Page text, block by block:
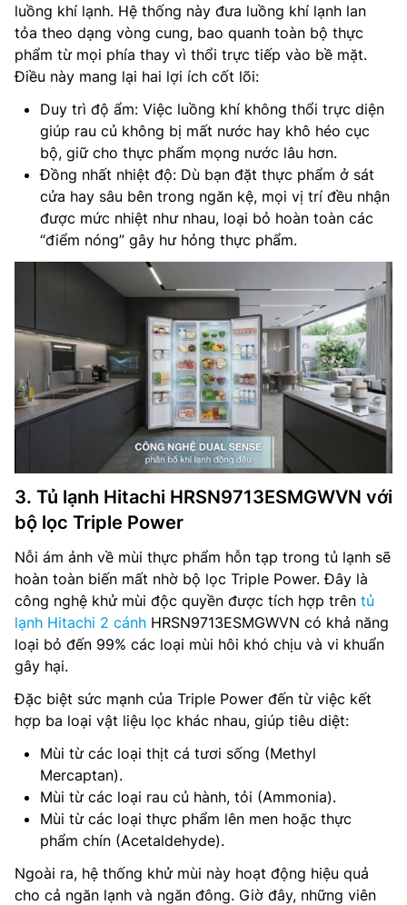
luồng khí lạnh. Hệ thống này đưa luồng khí lạnh lan
tỏa theo dạng vòng cung, bao quanh toàn bộ thực
phẩm từ mọi phía thay vì thổi trực tiếp vào bề mặt.
Điều này mang lại hai lợi ích cốt lõi:
Duy trì độ ẩm: Việc luồng khí không thổi trực diện
giúp rau củ không bị mất nước hay khô héo cục
bộ, giữ cho thực phẩm mọng nước lâu hơn.
Đồng nhất nhiệt độ: Dù bạn đặt thực phẩm ở sát
cửa hay sâu bên trong ngăn kệ, mọi vị trí đều nhận
được mức nhiệt như nhau, loại bỏ hoàn toàn các
“điểm nóng” gây hư hỏng thực phẩm.
3. Tủ lạnh Hitachi HRSN9713ESMGWVN với
bộ lọc Triple Power
Nỗi ám ảnh về mùi thực phẩm hỗn tạp trong tủ lạnh sẽ
hoàn toàn biến mất nhờ bộ lọc Triple Power. Đây là
công nghệ khử mùi độc quyền được tích hợp trên tủ
lạnh Hitachi 2 cánh HRSN9713ESMGWVN có khả năng
loại bỏ đến 99% các loại mùi hôi khó chịu và vi khuẩn
gây hại.
Đặc biệt sức mạnh của Triple Power đến từ việc kết
hợp ba loại vật liệu lọc khác nhau, giúp tiêu diệt:
Mùi từ các loại thịt cá tươi sống (Methyl
Mercaptan).
Mùi từ các loại rau củ hành, tỏi (Ammonia).
Mùi từ các loại thực phẩm lên men hoặc thực
phẩm chín (Acetaldehyde).
Ngoài ra, hệ thống khử mùi này hoạt động hiệu quả
cho cả ngăn lạnh và ngăn đông. Giờ đây, những viên